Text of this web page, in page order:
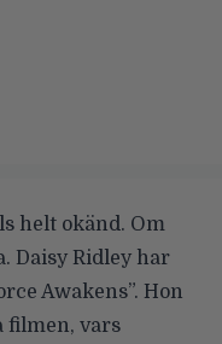
helt okänd. Om
Daisy Ridley har
Awakens”. Hon
filmen, vars